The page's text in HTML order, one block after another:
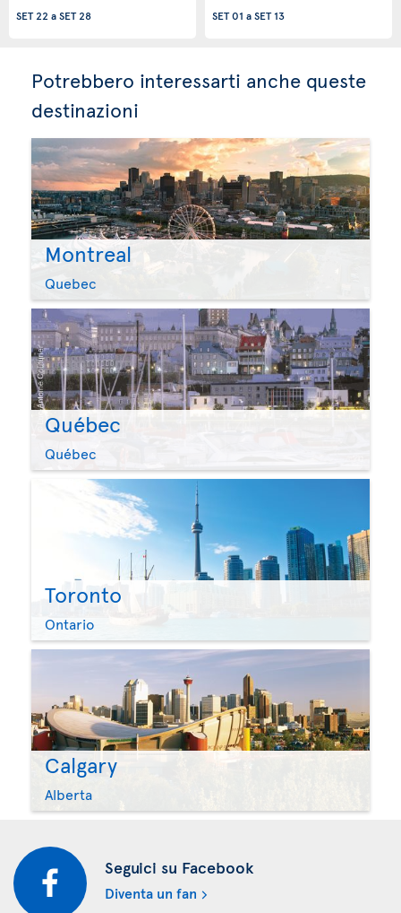
SET 22 aSET 28
SET 01 aSET 13
Potrebbero interessarti anche queste
destinazioni
Montreal
Quebec
Québec
Québec
Toronto
Ontario
Calgary
Alberta
Seguici su Facebook
Diventa un fan